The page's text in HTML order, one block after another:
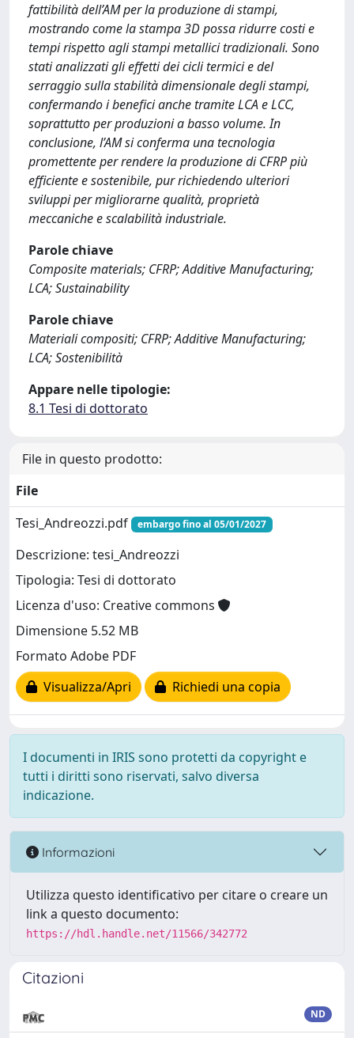
fattibilità dell’AM per la produzione di stampi,
mostrando come la stampa 3D possa ridurre costi e
tempi rispetto agli stampi metallici tradizionali. Sono
stati analizzati gli effetti dei cicli termici e del
serraggio sulla stabilità dimensionale degli stampi,
confermando i benefici anche tramite LCA e LCC,
soprattutto per produzioni a basso volume. In
conclusione, l’AM si conferma una tecnologia
promettente per rendere la produzione di CFRP più
efficiente e sostenibile, pur richiedendo ulteriori
sviluppi per migliorarne qualità, proprietà
meccaniche e scalabilità industriale.
Parole chiave
Composite materials; CFRP; Additive Manufacturing;
LCA; Sustainability
Parole chiave
Materiali compositi; CFRP; Additive Manufacturing;
LCA; Sostenibilità
Appare nelle tipologie:
8.1 Tesi di dottorato
File in questo prodotto:
File
Tesi_Andreozzi.pdf
embargo fino al 05/01/2027
Descrizione: tesi_Andreozzi
Tipologia: Tesi di dottorato
Licenza d'uso: Creative commons
Dimensione 5.52 MB
Formato Adobe PDF
Visualizza/Apri
Richiedi una copia
I documenti in IRIS sono protetti da copyright e
tutti i diritti sono riservati, salvo diversa
indicazione.
Informazioni
Utilizza questo identificativo per citare o creare un
link a questo documento:
https://hdl.handle.net/11566/342772
Citazioni
ND